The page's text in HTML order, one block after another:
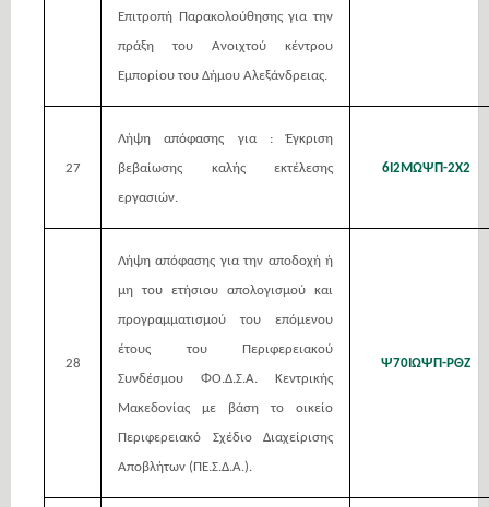
Επιτροπή Παρακολούθησης για την
πράξη του Ανοιχτού κέντρου
Εμπορίου του Δήμου Αλεξάνδρειας.
27
Λήψη απόφασης για : Έγκριση
βεβαίωσης καλής εκτέλεσης
εργασιών.
6Ι2ΜΩΨΠ-2Χ2
28
Λήψη απόφασης για την αποδοχή ή
μη του ετήσιου απολογισμού και
προγραμματισμού του επόμενου
έτους του Περιφερειακού
Συνδέσμου ΦΟ.Δ.Σ.Α. Κεντρικής
Μακεδονίας με βάση το οικείο
Περιφερειακό Σχέδιο Διαχείρισης
Αποβλήτων (ΠΕ.Σ.Δ.Α.).
Ψ70ΙΩΨΠ-ΡΘΖ